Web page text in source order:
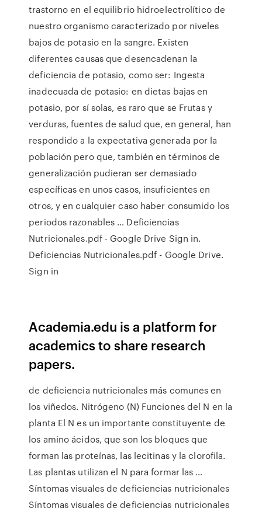
trastorno en el equilibrio hidroelectrolítico de
nuestro organismo caracterizado por niveles
bajos de potasio en la sangre. Existen
diferentes causas que desencadenan la
deficiencia de potasio, como ser: Ingesta
inadecuada de potasio: en dietas bajas en
potasio, por sí solas, es raro que se Frutas y
verduras, fuentes de salud que, en general, han
respondido a la expectativa generada por la
población pero que, también en términos de
generalización pudieran ser demasiado
específicas en unos casos, insuficientes en
otros, y en cualquier caso haber consumido los
periodos razonables … Deficiencias
Nutricionales.pdf - Google Drive Sign in.
Deficiencias Nutricionales.pdf - Google Drive.
Sign in
Academia.edu is a platform for
academics to share research
papers.
de deficiencia nutricionales más comunes en
los viñedos. Nitrógeno (N) Funciones del N en la
planta El N es un importante constituyente de
los amino ácidos, que son los bloques que
forman las proteínas, las lecitinas y la clorofila.
Las plantas utilizan el N para formar las …
Síntomas visuales de deficiencias nutricionales
Síntomas visuales de deficiencias nutricionales